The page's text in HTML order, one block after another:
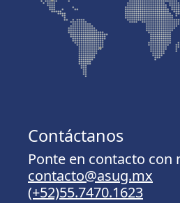
Contáctanos
Ponte en contacto con
contacto@asug.mx
(+52)55.7470.1623